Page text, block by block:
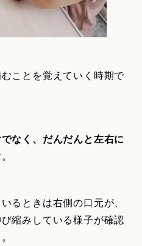
ことを覚えていく時期で
なく、だんだんと左右に
るときは右側の口元が、
縮みしている様子が確認